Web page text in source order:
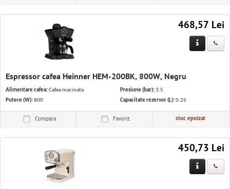
468,57 Lei
Espressor cafea Heinner HEM-200BK, 800W, Negru
Alimentare cafea:Cafea macinata
Putere (W):800
Presiune (bar):3.5
Capacitate rezervor (L):0.25
Compara Favorit stoc epuizat
450,73 Lei